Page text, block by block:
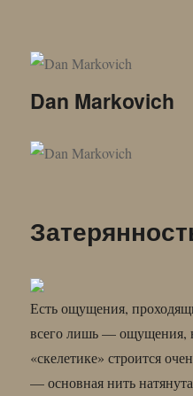
Dan Markovich
Есть ощущения,
всего лишь — ощущения,
«скелетике» строится
— основная нить